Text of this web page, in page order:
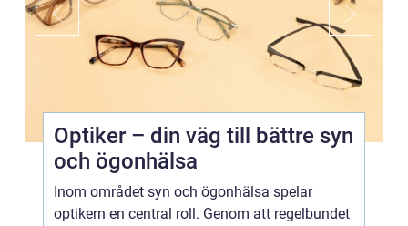
Optiker – din väg till bättre syn
och ögonhälsa
Inom området syn och ögonhälsa spelar
optikern en central roll. Genom att regelbundet